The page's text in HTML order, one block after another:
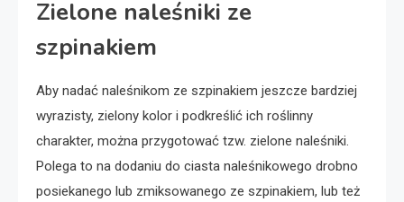
Zielone naleśniki ze
szpinakiem
Aby nadać naleśnikom ze szpinakiem jeszcze bardziej
wyrazisty, zielony kolor i podkreślić ich roślinny
charakter, można przygotować tzw. zielone naleśniki.
Polega to na dodaniu do ciasta naleśnikowego drobno
posiekanego lub zmiksowanego ze szpinakiem, lub też